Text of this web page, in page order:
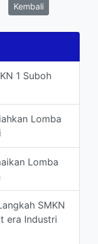
Kembali
1 Suboh
Lomba
Lomba
SMKN
era Industri